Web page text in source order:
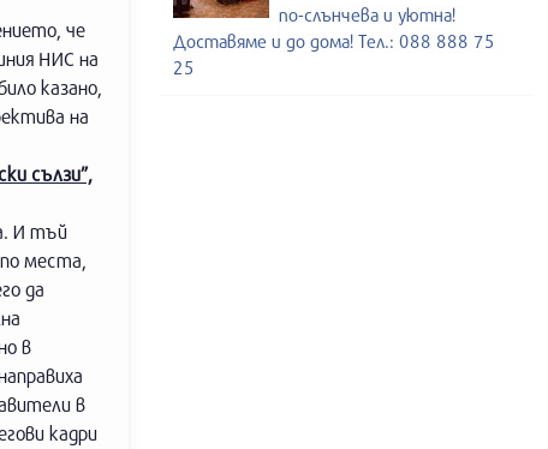
че
НИС на
казано,
на
сълзи”,
И тъй
места,
да
в
в
кадри
по-слънчева и уютна!
Доставяме и до дома! Тел.: 088 888 75
25